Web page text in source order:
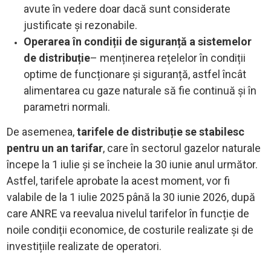
avute în vedere doar dacă sunt considerate
justificate și rezonabile.
Operarea în condiții de siguranță a sistemelor
de distribuție– menținerea rețelelor în condiții
optime de funcționare și siguranță, astfel încât
alimentarea cu gaze naturale să fie continuă și în
parametri normali.
De asemenea,tarifele de distribuție se stabilesc
pentru un an tarifar, care în sectorul gazelor naturale
începe la 1 iulie și se încheie la 30 iunie anul următor.
Astfel, tarifele aprobate la acest moment, vor fi
valabile de la 1 iulie 2025 până la 30 iunie 2026, după
care ANRE va reevalua nivelul tarifelor în funcție de
noile condiții economice, de costurile realizate și de
investițiile realizate de operatori.